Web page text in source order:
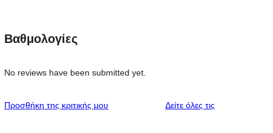
Βαθμολογίες
No reviews have been submitted yet.
Προσθήκη της κριτικής μου Δείτε όλες τις